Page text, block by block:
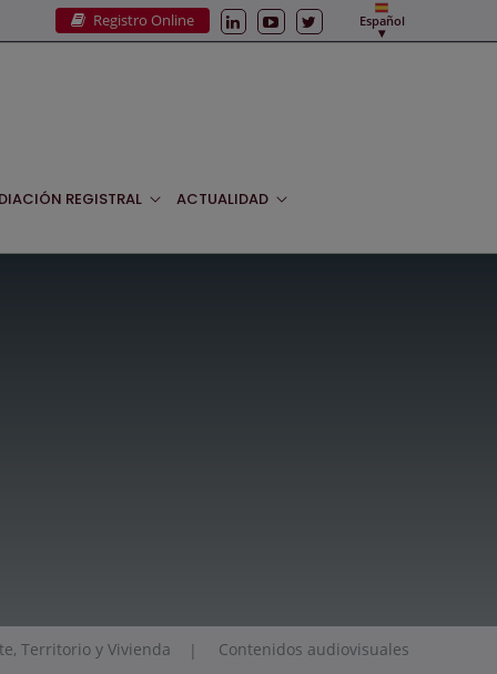
Registro Online Español
REGISTRAL ACTUALIDAD
Territorio y Vivienda | Contenidos audiovisuales